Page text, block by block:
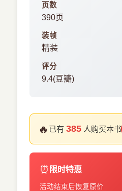
页数
390页
装帧
精装
评分
9.4(豆瓣)
🔥 已有385 人购买本书
⏰ 限时特惠
活动结束后恢复原价